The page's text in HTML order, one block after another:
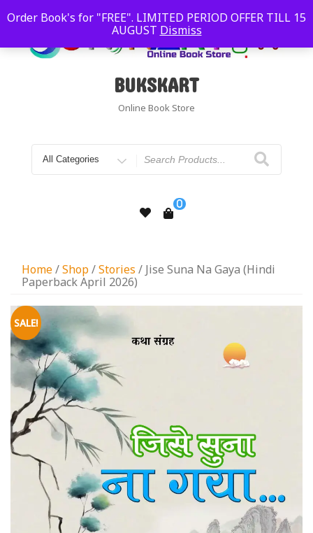
Order Book's for "FREE". LIMITED PERIOD OFFER TILL 15
AUGUST Dismiss
BUKSKART
Online Book Store
0
Home/Shop/Stories / Jise Suna Na Gaya (Hindi
Paperback April 2026)
SALE!